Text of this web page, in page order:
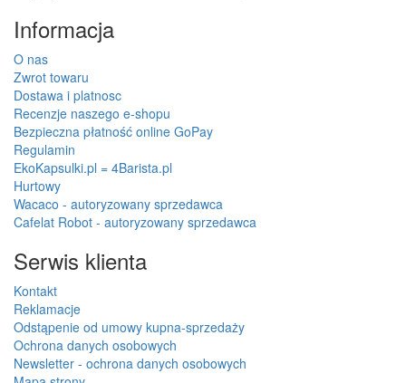
Informacja
O nas
Zwrot towaru
Dostawa i platnosc
Recenzje naszego e-shopu
Bezpieczna płatność online GoPay
Regulamin
EkoKapsulki.pl = 4Barista.pl
Hurtowy
Wacaco - autoryzowany sprzedawca
Cafelat Robot - autoryzowany sprzedawca
Serwis klienta
Kontakt
Reklamacje
Odstąpenie od umowy kupna-sprzedaży
Ochrona danych osobowych
Newsletter - ochrona danych osobowych